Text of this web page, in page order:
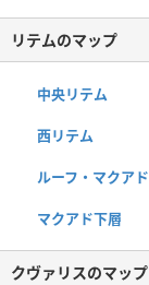
リテムのマップ
中央リテム
西リテム
ルーフ・マクアド
マクアド下層
クヴァリスのマップ